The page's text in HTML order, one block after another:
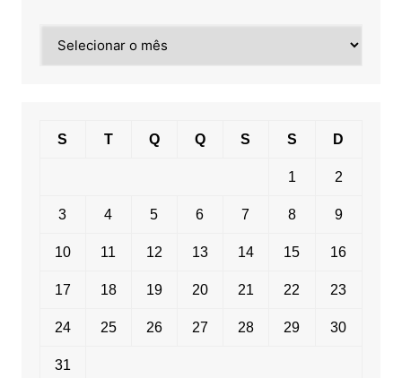
por
S T Q Q S S D
1 2
3 4 5 6 7 8 9
10 11 12 13 14 15 16
17 18 19 20 21 22 23
24 25 26 27 28 29 30
31